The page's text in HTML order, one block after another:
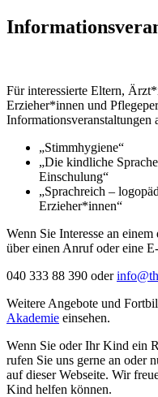
Für interessierte Eltern,
Erzieher*innen und
Informationsveranstaltungen
„Stimmhygiene“
„Die kindliche
Einschulung“
„Sprachreich –
Erzieher*innen“
Wenn Sie Interesse an
über einen Anruf oder eine
040 333 88 390 oder
Weitere Angebote und
Akademie einsehen.
Wenn Sie oder Ihr Kind ein
rufen Sie uns gerne an oder
auf dieser Webseite. Wir
Kind helfen können.